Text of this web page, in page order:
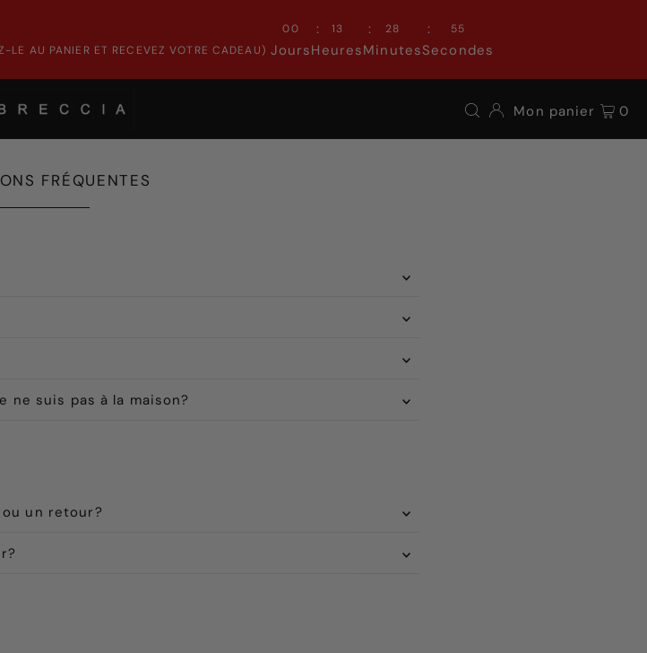
LE AU PANIER ET RECEVEZ VOTRE CADEAU)
00
Jours
: 13
Heures
: 28
Minutes
: 54
Secondes
Mon panier 0
FRÉQUENTES
suis pas à la maison?
un retour?